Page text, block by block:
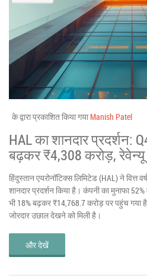
के द्वारा प्रकाशित किया गया Manish Patel
HAL का शानदार प्रदर्शन:
बढ़कर ₹4,308 करोड़, रेवेन्यू
हिंदुस्तान एयरोनॉटिक्स लिमिटेड (HAL) ने वित्त
शानदार प्रदर्शन किया है। कंपनी का मुनाफा
भी 18% बढ़कर ₹14,768.7 करोड़ पर पहुंच गया
जोरदार उछाल देखने को मिली है।
और देखें